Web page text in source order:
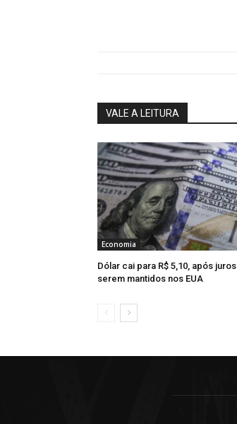
VALE A LEITURA
Economia
Dólar cai para R$ 5,10, após juros
serem mantidos nos EUA